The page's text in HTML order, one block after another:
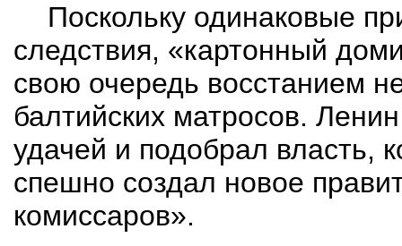
Поскольку одинаковые
следствия, «картонный
свою очередь восстанием
балтийских матросов.
удачей и подобрал власть,
спешно создал новое
комиссаров».